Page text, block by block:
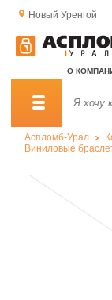
Новый Уренгой
О
Аспломб-Урал
Виниловые